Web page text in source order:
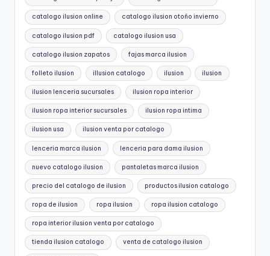
catalogo ilusion online catalogo ilusion otoño invierno
catalogo ilusion pdf catalogo ilusion usa
catalogo ilusion zapatos fajas marca ilusion
folleto ilusion illusion catalogo ilusion ilusion
ilusion lenceria sucursales ilusion ropa interior
ilusion ropa interior sucursales ilusion ropa intima
ilusion usa ilusion venta por catalogo
lenceria marca ilusion lenceria para dama ilusion
nuevo catalogo ilusion pantaletas marca ilusion
precio del catalogo de ilusion productos ilusion catalogo
ropa de ilusion ropa ilusion ropa ilusion catalogo
ropa interior ilusion venta por catalogo
tienda ilusion catalogo venta de catalogo ilusion